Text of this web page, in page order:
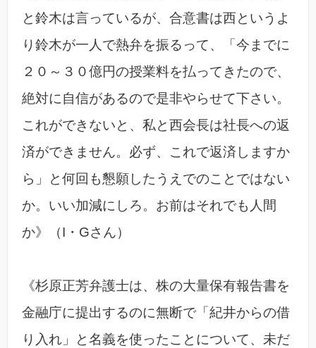
と鈴木は言っているが、合意書は西というよ
り鈴木が一人で熱弁を振るって、「今までに
２０～３０億円の授業料を払ってきたので、
絶対に自信があるので是非やらせて下さい。
これができないと、私と西会長は社長への返
済ができません。必ず、これで返済しますか
ら」と何回も懇願したうえでのことではない
か。いい加減にしろ。お前はそれでも人間
か》（I・Gさん）
《杉原正芳弁護士は、株の大量保有報告書を
金融庁に提出するのに無断で「紀井からの借
り入れ」と名義を使ったことについて、未だ